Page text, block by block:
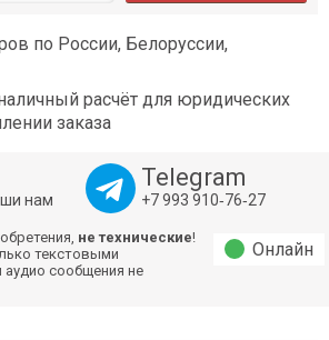
по России, Белоруссии,
расчёт для юридических
заказа
нам
Telegram
+7 993 910‑76‑27
не технические!
текстовыми
сообщения не
Онлайн